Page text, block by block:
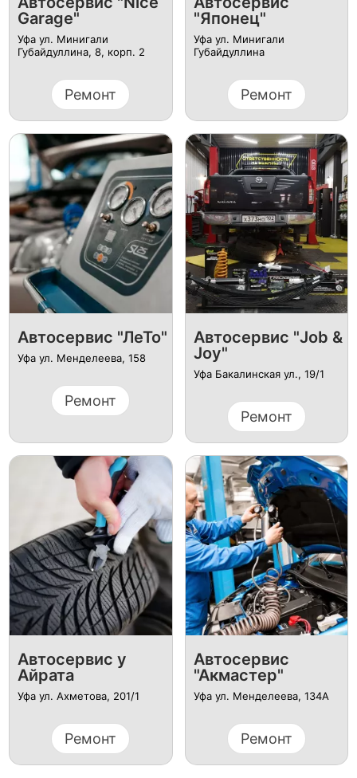
Garage"
Уфа ул. Минигали
Губайдуллина, 8, корп. 2
Ремонт
"Японец"
Уфа ул. Минигали
Губайдуллина
Ремонт
Автосервис "ЛеТо"
Уфа ул. Менделеева, 158
Ремонт
Автосервис "Job &
Joy"
Уфа Бакалинская ул., 19/1
Ремонт
Автосервис у
Айрата
Уфа ул. Ахметова, 201/1
Ремонт
Автосервис
"Акмастер"
Уфа ул. Менделеева, 134А
Ремонт